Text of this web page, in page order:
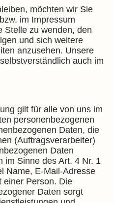
möchten wir Sie
im Impressum
Stelle zu wenden, den
und sich weitere
anzusehen. Unsere
auch im
gilt für alle von uns im
personenbezogenen
Daten, die
(Auftragsverarbeiter)
Daten
im Sinne des Art. 4 Nr. 1
Name, E-Mail-Adresse
einer Person. Die
Daten sorgt